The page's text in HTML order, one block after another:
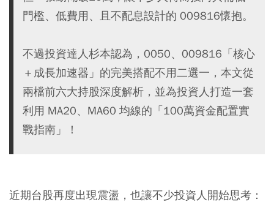
門檻、低費用、且不配息設計的 009816懷抱。
不過投資達人杉本認為，0050、009816「核心
＋成長加速器」的完美搭配不用二選一，本文從
兩檔前六大持股深度解析，並為投資人打造一套
利用 MA20、MA60 均線的「100萬資金配置實
戰指南」！
近期台股再度出現震盪，也讓不少投資人開始思考：